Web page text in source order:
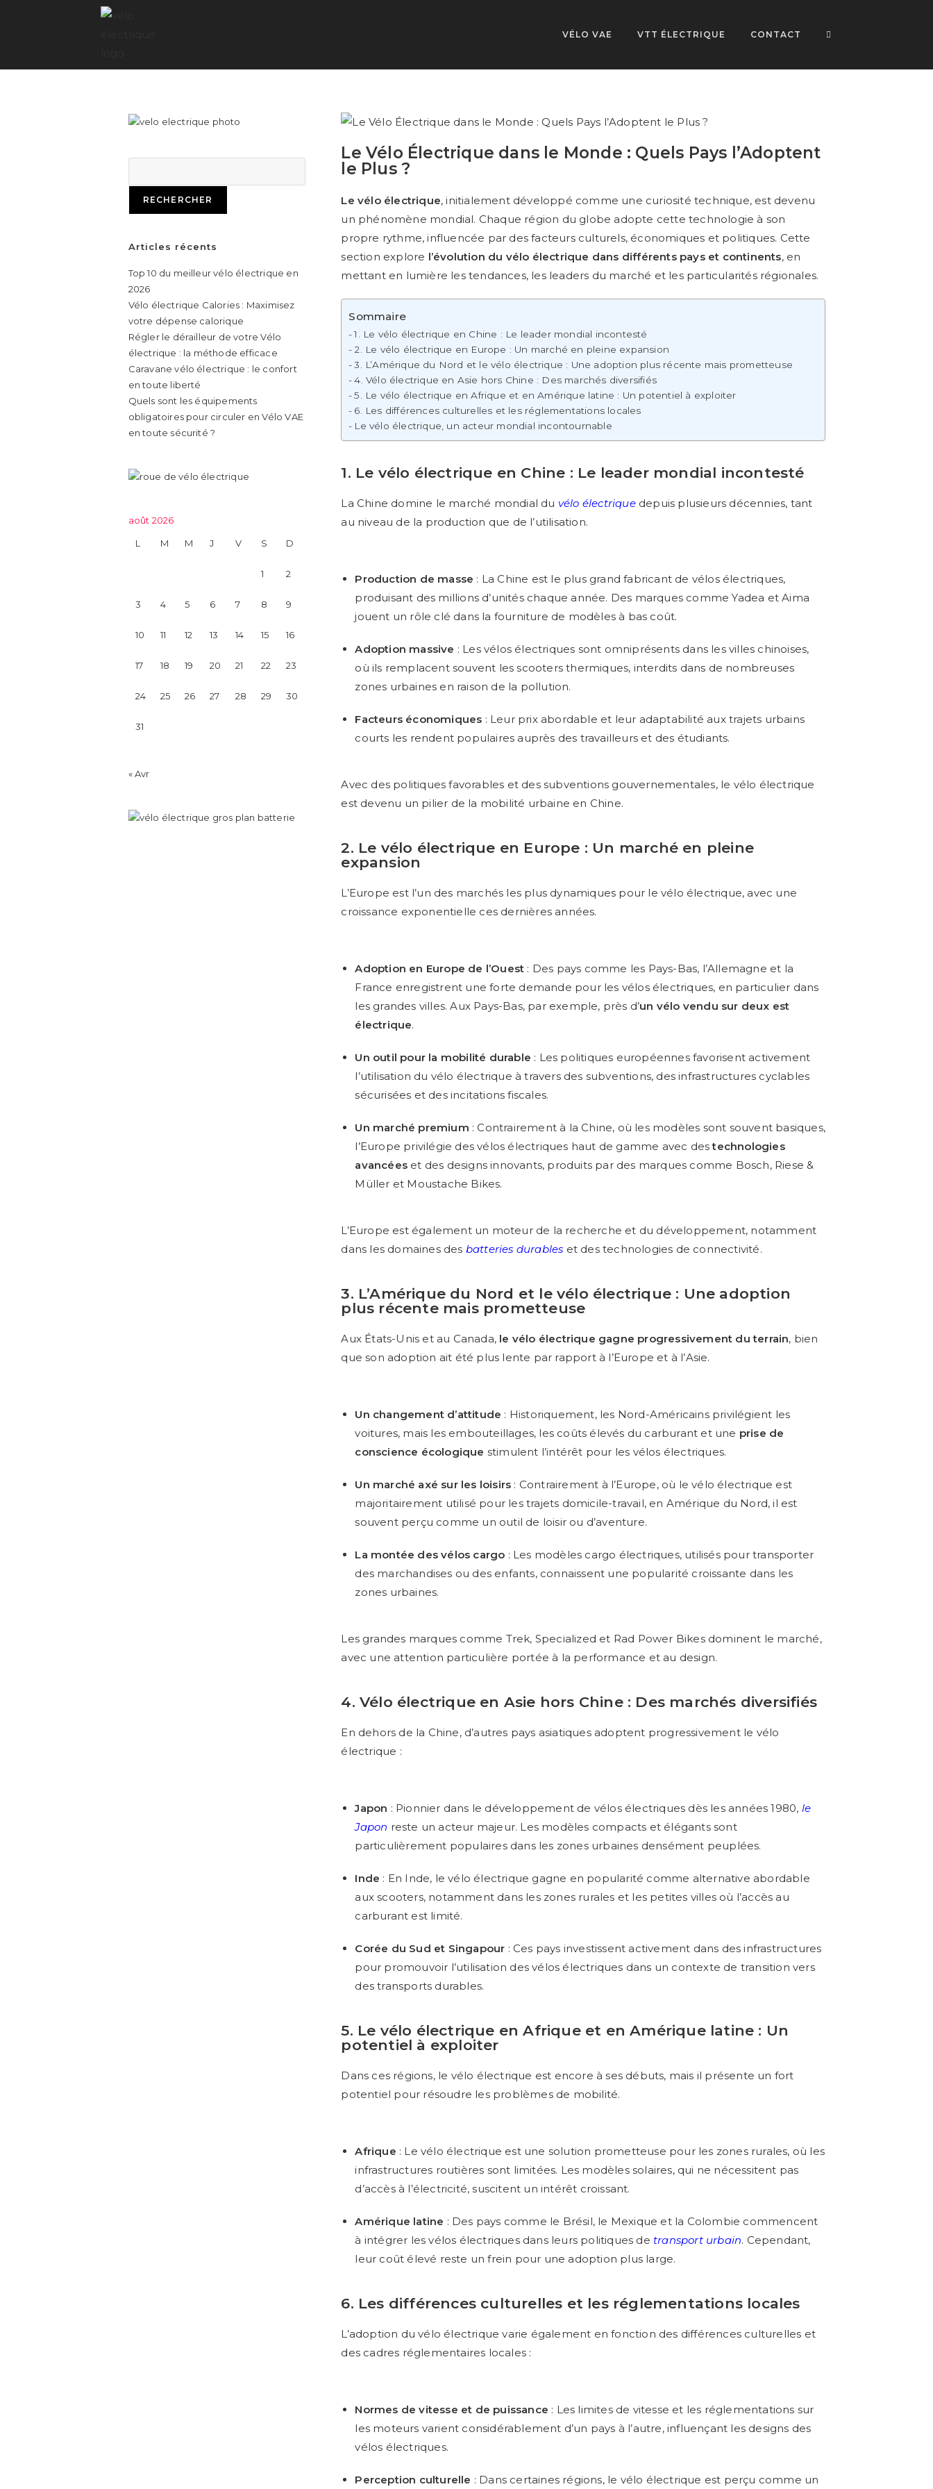
VÉLO VAE VTT ÉLECTRIQUE CONTACT
Le Vélo Électrique dans le Monde : Quels Pays l’Adoptent
le Plus ?
Le vélo électrique, initialement développé comme une curiosité technique, est devenu
un phénomène mondial. Chaque région du globe adopte cette technologie à son
propre rythme, influencée par des facteurs culturels, économiques et politiques. Cette
section explore l’évolution du vélo électrique dans différents pays et continents, en
mettant en lumière les tendances, les leaders du marché et les particularités régionales.
Sommaire
1. Le vélo électrique en Chine : Le leader mondial incontesté
2. Le vélo électrique en Europe : Un marché en pleine expansion
3. L’Amérique du Nord et le vélo électrique : Une adoption plus récente mais prometteuse
4. Vélo électrique en Asie hors Chine : Des marchés diversifiés
5. Le vélo électrique en Afrique et en Amérique latine : Un potentiel à exploiter
6. Les différences culturelles et les réglementations locales
Le vélo électrique, un acteur mondial incontournable
1. Le vélo électrique en Chine : Le leader mondial incontesté
La Chine domine le marché mondial du vélo électriquedepuis plusieurs décennies, tant
au niveau de la production que de l’utilisation.
Production de masse : La Chine est le plus grand fabricant de vélos électriques,
produisant des millions d’unités chaque année. Des marques comme Yadea et Aima
jouent un rôle clé dans la fourniture de modèles à bas coût.
Adoption massive : Les vélos électriques sont omniprésents dans les villes chinoises,
où ils remplacent souvent les scooters thermiques, interdits dans de nombreuses
zones urbaines en raison de la pollution.
Facteurs économiques : Leur prix abordable et leur adaptabilité aux trajets urbains
courts les rendent populaires auprès des travailleurs et des étudiants.
Avec des politiques favorables et des subventions gouvernementales, le vélo électrique
est devenu un pilier de la mobilité urbaine en Chine.
2. Le vélo électrique en Europe : Un marché en pleine
expansion
L’Europe est l’un des marchés les plus dynamiques pour le vélo électrique, avec une
croissance exponentielle ces dernières années.
Adoption en Europe de l’Ouest : Des pays comme les Pays-Bas, l’Allemagne et la
France enregistrent une forte demande pour les vélos électriques, en particulier dans
les grandes villes. Aux Pays-Bas, par exemple, près d’un vélo vendu sur deux est
électrique.
Un outil pour la mobilité durable : Les politiques européennes favorisent activement
l’utilisation du vélo électrique à travers des subventions, des infrastructures cyclables
sécurisées et des incitations fiscales.
Un marché premium : Contrairement à la Chine, où les modèles sont souvent basiques,
l’Europe privilégie des vélos électriques haut de gamme avec destechnologies
avancées et des designs innovants, produits par des marques comme Bosch, Riese &
Müller et Moustache Bikes.
L’Europe est également un moteur de la recherche et du développement, notamment
dans les domaines des batteries durables et des technologies de connectivité.
3. L’Amérique du Nord et le vélo électrique : Une adoption
plus récente mais prometteuse
Aux États-Unis et au Canada, le vélo électrique gagne progressivement du terrain, bien
que son adoption ait été plus lente par rapport à l’Europe et à l’Asie.
Un changement d’attitude : Historiquement, les Nord-Américains privilégient les
voitures, mais les embouteillages, les coûts élevés du carburant et une prise de
conscience écologique stimulent l’intérêt pour les vélos électriques.
Un marché axé sur les loisirs : Contrairement à l’Europe, où le vélo électrique est
majoritairement utilisé pour les trajets domicile-travail, en Amérique du Nord, il est
souvent perçu comme un outil de loisir ou d’aventure.
La montée des vélos cargo : Les modèles cargo électriques, utilisés pour transporter
des marchandises ou des enfants, connaissent une popularité croissante dans les
zones urbaines.
Les grandes marques comme Trek, Specialized et Rad Power Bikes dominent le marché,
avec une attention particulière portée à la performance et au design.
4. Vélo électrique en Asie hors Chine : Des marchés diversifiés
En dehors de la Chine, d’autres pays asiatiques adoptent progressivement le vélo
électrique :
Japon : Pionnier dans le développement de vélos électriques dès les années 1980, le
Japon reste un acteur majeur. Les modèles compacts et élégants sont
particulièrement populaires dans les zones urbaines densément peuplées.
Inde : En Inde, le vélo électrique gagne en popularité comme alternative abordable
aux scooters, notamment dans les zones rurales et les petites villes où l’accès au
carburant est limité.
Corée du Sud et Singapour : Ces pays investissent activement dans des infrastructures
pour promouvoir l’utilisation des vélos électriques dans un contexte de transition vers
des transports durables.
5. Le vélo électrique en Afrique et en Amérique latine : Un
potentiel à exploiter
Dans ces régions, le vélo électrique est encore à ses débuts, mais il présente un fort
potentiel pour résoudre les problèmes de mobilité.
Afrique : Le vélo électrique est une solution prometteuse pour les zones rurales, où les
infrastructures routières sont limitées. Les modèles solaires, qui ne nécessitent pas
d’accès à l’électricité, suscitent un intérêt croissant.
Amérique latine : Des pays comme le Brésil, le Mexique et la Colombie commencent
à intégrer les vélos électriques dans leurs politiques de transport urbain. Cependant,
leur coût élevé reste un frein pour une adoption plus large.
6. Les différences culturelles et les réglementations locales
L’adoption du vélo électrique varie également en fonction des différences culturelles et
des cadres réglementaires locales :
Normes de vitesse et de puissance : Les limites de vitesse et les réglementations sur
les moteurs varient considérablement d’un pays à l’autre, influençant les designs des
vélos électriques.
Perception culturelle : Dans certaines régions, le vélo électrique est perçu comme un
RECHERCHER
Articles récents
Top 10 du meilleur vélo électrique en
2026
Vélo électrique Calories : Maximisez
votre dépense calorique
Régler le dérailleur de votre Vélo
électrique : la méthode efficace
Caravane vélo électrique : le confort
en toute liberté
Quels sont les équipements
obligatoires pour circuler en Vélo VAE
en toute sécurité ?
août 2026
L M M J V S D
1 2
3 4 5 6 7 8 9
10 11 12 13 14 15 16
17 18 19 20 21 22 23
24 25 26 27 28 29 30
31
« Avr